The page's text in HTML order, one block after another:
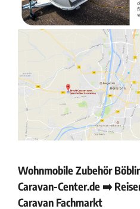
Wohnmobile Zubehör
Caravan-Center.de ➡️
Caravan Fachmarkt